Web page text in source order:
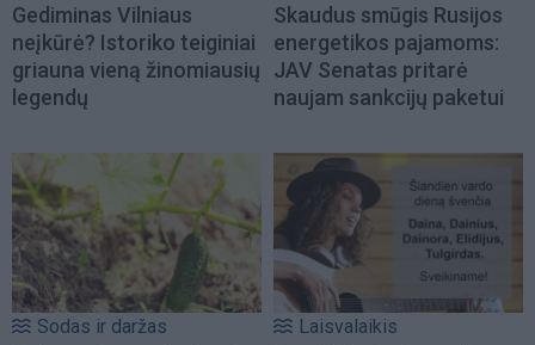
Gediminas Vilniaus
neįkūrė? Istoriko teiginiai
griauna vieną žinomiausių
legendų
Skaudus smūgis Rusijos
energetikos pajamoms:
JAV Senatas pritarė
naujam sankcijų paketui
Sodas ir daržas Laisvalaikis